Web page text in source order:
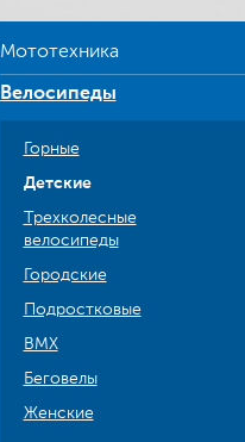
Мототехника
Велосипеды
Горные
Детские
Трехколесные
велосипеды
Городские
Подростковые
BMX
Беговелы
Женские